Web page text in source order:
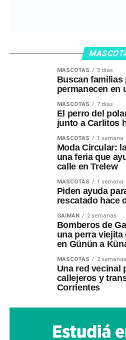
MASCOTAS 3 días
Buscan familias
permanecen en
MASCOTAS 7 días
El perro del
junto a Carlitos
MASCOTAS 1 semana
Moda Circular:
una feria que
calle en Trelew
MASCOTAS 1 semana
Piden ayuda
rescatado hace
GAIMAN 2 semanas
Bomberos de
una perra viejita
en Günün a
MASCOTAS 2 semanas
Una red vecinal
callejeros y
Corrientes